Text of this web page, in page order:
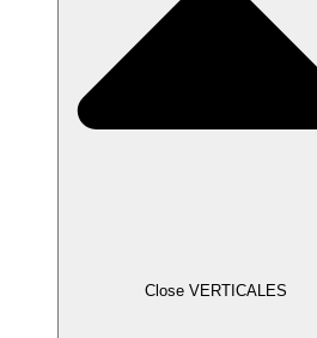
Close VERTICALES